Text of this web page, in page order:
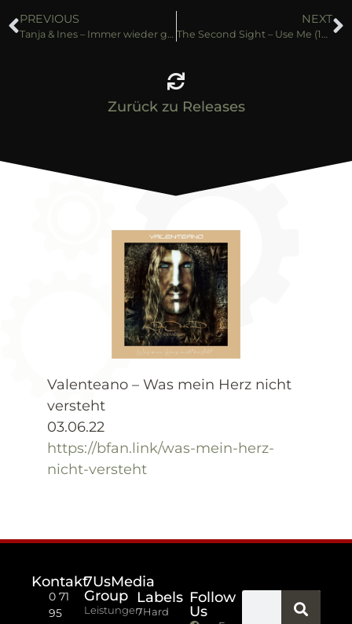
PREVIOUS
Tanja & Ines – Immer wieder geht die Sonne auf (10.06.)
NEXT
The Second Sight – Use Me (10.06.)
Zurück zu Releases
Valenteano – Was mein Herz nicht
versteht
03.06.22
https://bfan.link/was-mein-herz-
nicht-versteht
Kontakt
0 71
95
7UsMedia
Group
Leistungen
Labels
7Hard
Follow
Us